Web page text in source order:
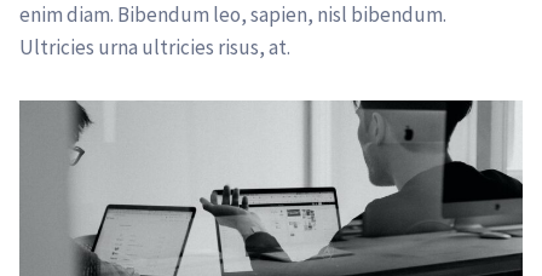
enim diam. Bibendum leo, sapien, nisl bibendum.
Ultricies urna ultricies risus, at.